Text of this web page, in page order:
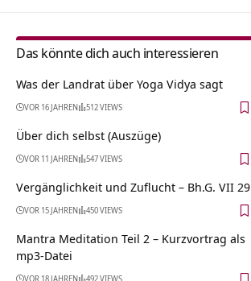
Das könnte dich auch interessieren
Was der Landrat über Yoga Vidya sagt
VOR 16 JAHREN 512 VIEWS
Über dich selbst (Auszüge)
VOR 11 JAHREN 547 VIEWS
Vergänglichkeit und Zuflucht – Bh.G. VII 29
VOR 15 JAHREN 450 VIEWS
Mantra Meditation Teil 2 – Kurzvortrag als
mp3-Datei
VOR 18 JAHREN 492 VIEWS